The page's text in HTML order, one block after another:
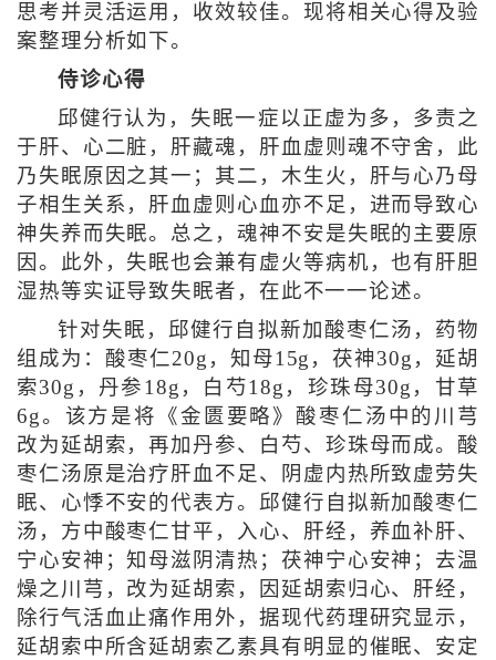
思考并灵活运用，收效较佳。现将相关心得及验
案整理分析如下。
侍诊心得
邱健行认为，失眠一症以正虚为多，多责之
于肝、心二脏，肝藏魂，肝血虚则魂不守舍，此
乃失眠原因之其一；其二，木生火，肝与心乃母
子相生关系，肝血虚则心血亦不足，进而导致心
神失养而失眠。总之，魂神不安是失眠的主要原
因。此外，失眠也会兼有虚火等病机，也有肝胆
湿热等实证导致失眠者，在此不一一论述。
针对失眠，邱健行自拟新加酸枣仁汤，药物
组成为：酸枣仁20g，知母15g，茯神30g，延胡
索30g，丹参18g，白芍18g，珍珠母30g，甘草
6g。该方是将《金匮要略》酸枣仁汤中的川芎
改为延胡索，再加丹参、白芍、珍珠母而成。酸
枣仁汤原是治疗肝血不足、阴虚内热所致虚劳失
眠、心悸不安的代表方。邱健行自拟新加酸枣仁
汤，方中酸枣仁甘平，入心、肝经，养血补肝、
宁心安神；知母滋阴清热；茯神宁心安神；去温
燥之川芎，改为延胡索，因延胡索归心、肝经，
除行气活血止痛作用外，据现代药理研究显示，
延胡索中所含延胡索乙素具有明显的催眠、安定